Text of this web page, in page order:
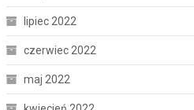
lipiec 2022
czerwiec 2022
maj 2022